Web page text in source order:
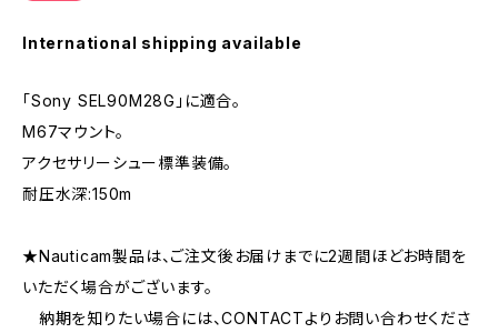
International shipping available
「Sony SEL90M28G」に適合。
M67マウント。
アクセサリーシュー標準装備。
耐圧水深:150m
★Nauticam製品は、ご注文後お届けまでに2週間ほどお時間を
いただく場合がございます。
納期を知りたい場合には、CONTACTよりお問い合わせくださ